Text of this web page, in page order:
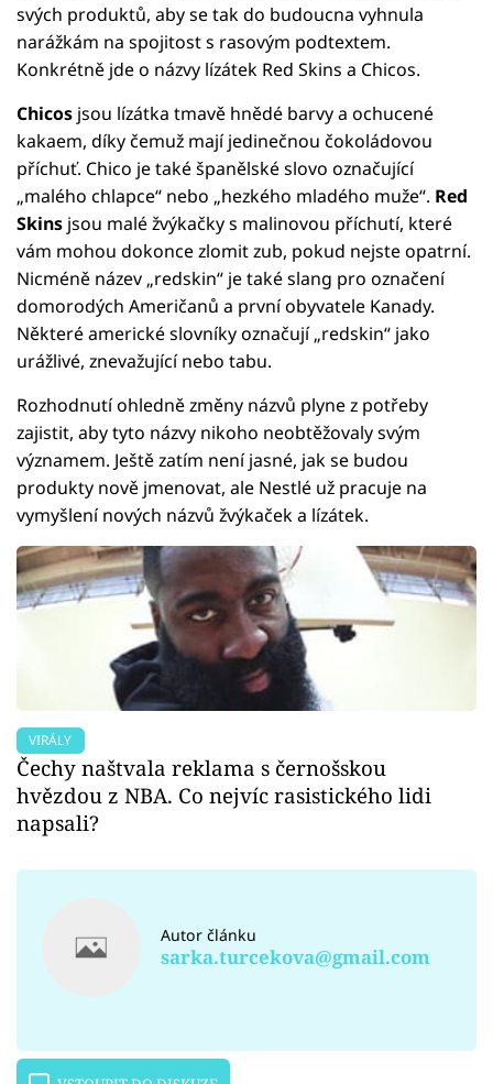
svých produktů, aby se tak do budoucna vyhnula
narážkám na spojitost s rasovým podtextem.
Konkrétně jde o názvy lízátek Red Skins a Chicos.
Chicos jsou lízátka tmavě hnědé barvy a ochucené
kakaem, díky čemuž mají jedinečnou čokoládovou
příchuť. Chico je také španělské slovo označující
„malého chlapce“ nebo „hezkého mladého muže“. Red
Skins jsou malé žvýkačky s malinovou příchutí, které
vám mohou dokonce zlomit zub, pokud nejste opatrní.
Nicméně název „redskin“ je také slang pro označení
domorodých Američanů a první obyvatele Kanady.
Některé americké slovníky označují „redskin“ jako
urážlivé, znevažující nebo tabu.
Rozhodnutí ohledně změny názvů plyne z potřeby
zajistit, aby tyto názvy nikoho neobtěžovaly svým
významem. Ještě zatím není jasné, jak se budou
produkty nově jmenovat, ale Nestlé už pracuje na
vymyšlení nových názvů žvýkaček a lízátek.
VIRÁLY
Čechy naštvala reklama s černošskou
hvězdou z NBA. Co nejvíc rasistického lidi
napsali?
Autor článku
sarka.turcekova@gmail.com